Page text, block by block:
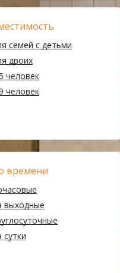
семей с детьми
двоих
человек
человек
времени
выходные
сутки